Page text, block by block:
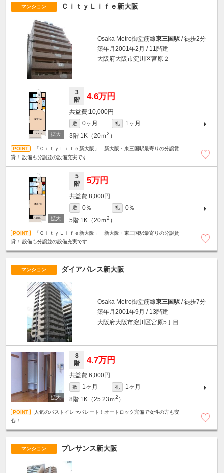
マンション ＣｉｔｙＬｉｆｅ新大阪
Osaka Metro御堂筋線東三国駅 / 徒歩2分
築年月2001年2月 / 11階建
大阪府大阪市淀川区宮原２
3
階
4.6万円
10,000円
敷 0ヶ月 礼
1ヶ月
3階 1K（20ｍ2 ）
「ＣｉｔｙＬｉｆｅ新大阪」 新大阪・東三国駅最寄りの分譲賃
貸！ 設備も分譲並の設備充実です
5
階
5万円
8,000円
敷 0％ 礼
0％
5階 1K（20ｍ2 ）
「ＣｉｔｙＬｉｆｅ新大阪」 新大阪・東三国駅最寄りの分譲賃
貸！ 設備も分譲並の設備充実です
マンション ダイアパレス新大阪
Osaka Metro御堂筋線東三国駅 / 徒歩7分
築年月2001年9月 / 13階建
大阪府大阪市淀川区宮原5丁目
8
階
4.7万円
6,000円
敷 1ヶ月 礼
1ヶ月
8階 1K（25.23ｍ2 ）
人気のバストイレセパレート！オートロック完備で女性の方も安
心！
マンション プレサンス新大阪